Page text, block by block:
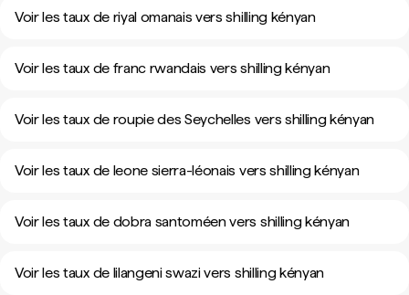
Voir les taux de riyal omanais vers shilling kényan
Voir les taux de franc rwandais vers shilling kényan
Voir les taux de roupie des Seychelles vers shilling kényan
Voir les taux de leone sierra-léonais vers shilling kényan
Voir les taux de dobra santoméen vers shilling kényan
Voir les taux de lilangeni swazi vers shilling kényan